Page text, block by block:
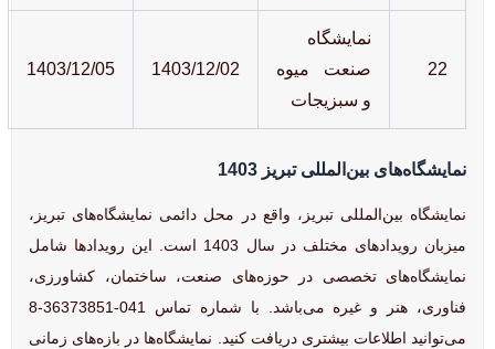
22
نمایشگاه
صنعت میوه
و سبزیجات
1403/12/02
1403/12/05
نمایشگاه‌های بین‌المللی تبریز 1403
نمایشگاه بین‌المللی تبریز، واقع در محل دائمی نمایشگاه‌های تبریز،
میزبان رویدادهای مختلف در سال 1403 است. این رویدادها شامل
نمایشگاه‌های تخصصی در حوزه‌های صنعت، ساختمان، کشاورزی،
فناوری، هنر و غیره می‌باشد. با شماره تماس 041-36373851-8
می‌توانید اطلاعات بیشتری دریافت کنید. نمایشگاه‌ها در بازه‌های زمانی